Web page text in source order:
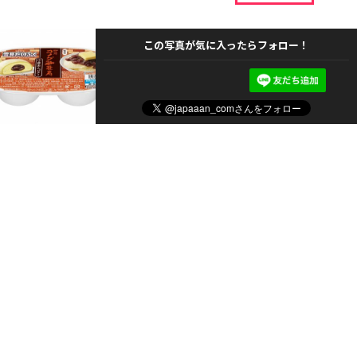
この写真が気に入ったらフォロー！